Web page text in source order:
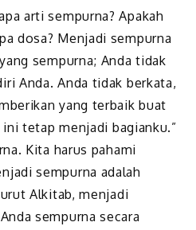
arti sempurna? Apakah
dosa? Menjadi sempurna
sempurna; Anda tidak
Anda. Anda tidak berkata,
yang terbaik buat
tetap menjadi bagianku.”
Kita harus pahami
sempurna adalah
Alkitab, menjadi
sempurna secara